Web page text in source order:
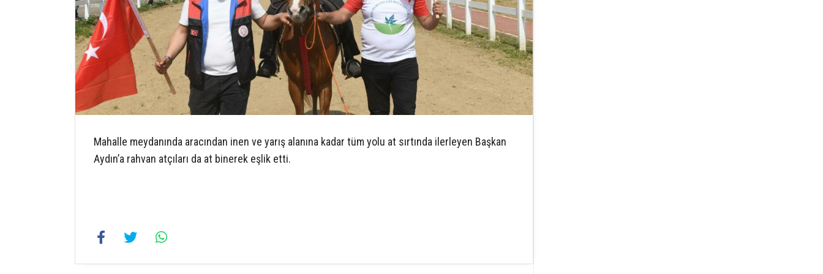
Mahalle meydanında aracından inen ve yarış alanına kadar tüm yolu at sırtında ilerleyen Başkan
Aydın’a rahvan atçıları da at binerek eşlik etti.